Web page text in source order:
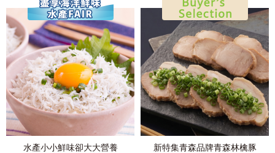
水產小小鮮味卻大大營養
新特集青森品牌青森林檎豚